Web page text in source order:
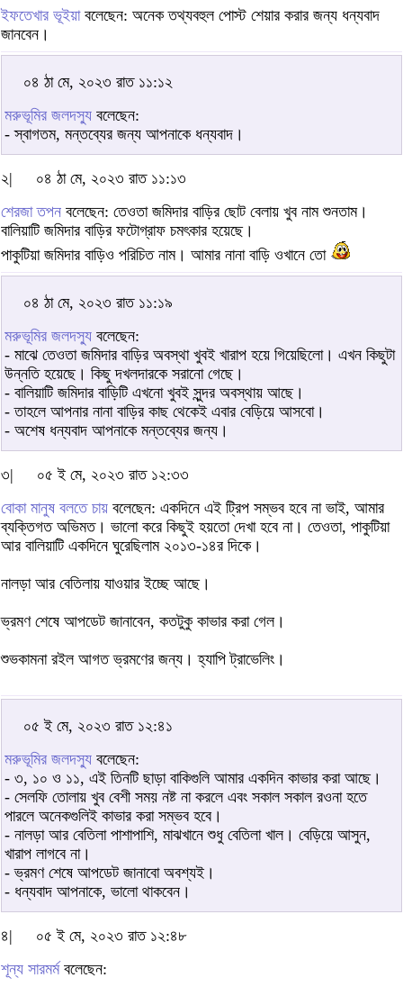
ইফতেখার ভূইয়াবলেছেন: অনেক তথ্যবহুল পোস্ট শেয়ার করার জন্য ধন্যবাদ
জানবেন।
০৪ ঠা মে, ২০২৩ রাত ১১:১২
মরুভূমির জলদস্যু বলেছেন:
- স্বাগতম, মন্তব্যের জন্য আপনাকে ধন্যবাদ।
২|
০৪ ঠা মে, ২০২৩ রাত ১১:১৩
শেরজা তপন বলেছেন: তেওতা জমিদার বাড়ির ছোট বেলায় খুব নাম শুনতাম।
বালিয়াটি জমিদার বাড়ির ফটোগ্রাফ চমৎকার হয়েছে।
পাকুটিয়া জমিদার বাড়িও পরিচিত নাম। আমার নানা বাড়ি ওখানে তো
০৪ ঠা মে, ২০২৩ রাত ১১:১৯
মরুভূমির জলদস্যু বলেছেন:
- মাঝে তেওতা জমিদার বাড়ির অবস্থা খুবই খারাপ হয়ে গিয়েছিলো। এখন কিছুটা
উন্নতি হয়েছে। কিছু দখলদারকে সরানো গেছে।
- বালিয়াটি জমিদার বাড়িটি এখনো খুবই সুন্দর অবস্থায় আছে।
- তাহলে আপনার নানা বাড়ির কাছ থেকেই এবার বেড়িয়ে আসবো।
- অশেষ ধন্যবাদ আপনাকে মন্তব্যের জন্য।
৩|
০৫ ই মে, ২০২৩ রাত ১২:৩৩
বোকা মানুষ বলতে চায় বলেছেন: একদিনে এই ট্রিপ সম্ভব হবে না ভাই, আমার
ব্যক্তিগত অভিমত। ভালো করে কিছুই হয়তো দেখা হবে না। তেওতা, পাকুটিয়া
আর বালিয়াটি একদিনে ঘুরেছিলাম ২০১৩-১৪র দিকে।
নালড়া আর বেতিলায় যাওয়ার ইচ্ছে আছে।
ভ্রমণ শেষে আপডেট জানাবেন, কতটুকু কাভার করা গেল।
শুভকামনা রইল আগত ভ্রমণের জন্য। হ্যাপি ট্রাভেলিং।
০৫ ই মে, ২০২৩ রাত ১২:৪১
মরুভূমির জলদস্যু বলেছেন:
- ৩, ১০ ও ১১, এই তিনটি ছাড়া বাকিগুলি আমার একদিন কাভার করা আছে।
- সেলফি তোলায় খুব বেশী সময় নষ্ট না করলে এবং সকাল সকাল রওনা হতে
পারলে অনেকগুলিই কাভার করা সম্ভব হবে।
- নালড়া আর বেতিলা পাশাপাশি, মাঝখানে শুধু বেতিলা খাল। বেড়িয়ে আসুন,
খারাপ লাগবে না।
- ভ্রমণ শেষে আপডেট জানাবো অবশ্যই।
- ধন্যবাদ আপনাকে, ভালো থাকবেন।
৪|
০৫ ই মে, ২০২৩ রাত ১২:৪৮
শূন্য সারমর্মবলেছেন: